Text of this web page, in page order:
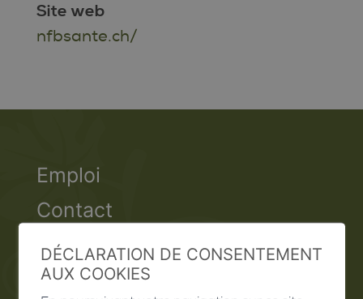
Site web
nfbsante.ch/
Emploi
Contact
Extranet
Valais Excellence
DÉCLARATION DE CONSENTEMENT
AUX COOKIES